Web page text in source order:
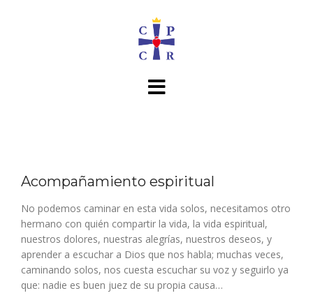
Acompañamiento espiritual
No podemos caminar en esta vida solos, necesitamos otro
hermano con quién compartir la vida, la vida espiritual,
nuestros dolores, nuestras alegrías, nuestros deseos, y
aprender a escuchar a Dios que nos habla; muchas veces,
caminando solos, nos cuesta escuchar su voz y seguirlo ya
que: nadie es buen juez de su propia causa…